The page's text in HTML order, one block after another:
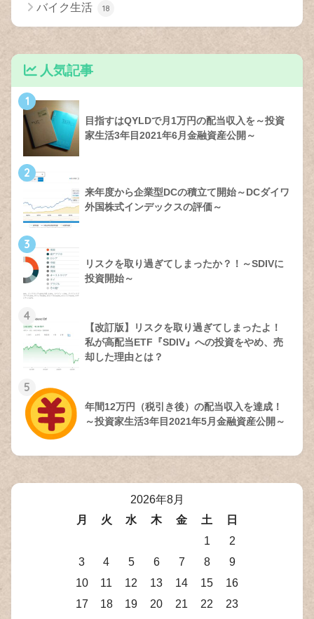
バイク生活 18
人気記事
1
目指すはQYLDで月1万円の配当収入を～投資
家生活3年目2021年6月金融資産公開～
2
来年度から企業型DCの積立て開始～DCダイワ
外国株式インデックスの評価～
3
リスクを取り過ぎてしまったか？！～SDIVに
投資開始～
4
【改訂版】リスクを取り過ぎてしまったよ！
私が高配当ETF『SDIV』への投資をやめ、売
却した理由とは？
5
年間12万円（税引き後）の配当収入を達成！
～投資家生活3年目2021年5月金融資産公開～
2026年8月
月
火 水 木 金 土
日
1
2
3
4 5 6 7 8
9
10
11 12 13 14 15
16
17
18 19 20 21 22 23